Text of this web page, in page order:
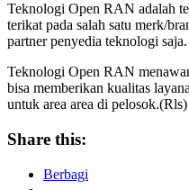
Teknologi Open RAN adalah
terikat pada salah satu merk/
partner penyedia teknologi
Teknologi Open RAN
bisa memberikan kualitas
untuk area area di pelosok.(Rls)
Share this:
Berbagi